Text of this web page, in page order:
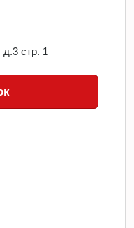
стр. 1